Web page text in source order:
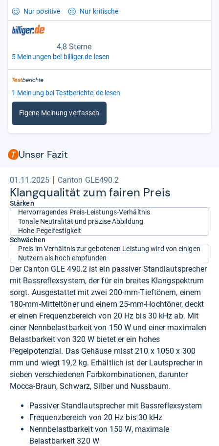
Nur positive Nur kritische
4,8 Sterne
5 Meinungen bei billiger.de lesen
1 Meinung bei Testberichte.de lesen
Eigene Meinung verfassen
Unser Fazit
01.11.2025 Canton GLE490.2
Klang­qua­li­tät zum fai­ren Preis
Stärken
Hervorragendes Preis-Leistungs-Verhältnis
Tonale Neutralität und präzise Abbildung
Hohe Pegelfestigkeit
Schwächen
Preis im Verhältnis zur gebotenen Leistung wird von einigen
Nutzern als hoch empfunden
Der Canton GLE 490.2 ist ein passiver Standlautsprecher
mit Bassreflexsystem, der für ein breites Klangspektrum
sorgt. Ausgestattet mit zwei 200-mm-Tieftönern, einem
180-mm-Mitteltöner und einem 25-mm-Hochtöner, deckt
er einen Frequenzbereich von 20 Hz bis 30 kHz ab. Mit
einer Nennbelastbarkeit von 150 W und einer maximalen
Belastbarkeit von 320 W bietet er ein hohes
Pegelpotenzial. Das Gehäuse misst 210 x 1050 x 300
mm und wiegt 19,2 kg. Erhältlich ist der Lautsprecher in
sieben verschiedenen Farbkombinationen, darunter
Mocca-Braun, Schwarz, Silber und Nussbaum.
Passiver Standlautsprecher mit Bassreflexsystem
Frequenzbereich von 20 Hz bis 30 kHz
Nennbelastbarkeit von 150 W, maximale
Belastbarkeit 320 W